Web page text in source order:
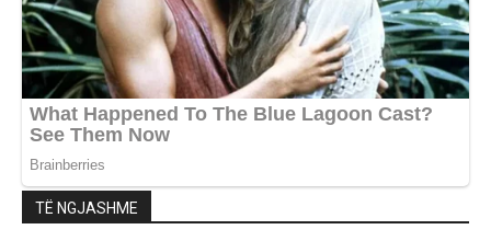
TË NGJASHME